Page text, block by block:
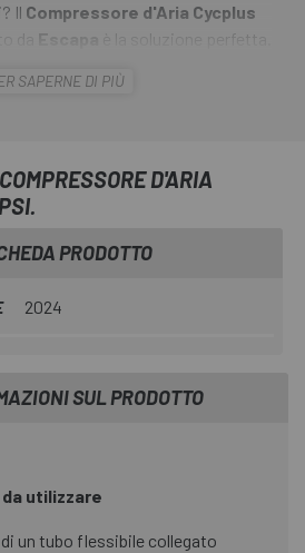
Il Compressore d'Aria Cycplus
Escapa è la soluzione perfetta.
il ciclista in tutte le sue
SAPERNE DI PIÙ
D'ARIA
PRODOTTO
2024
SUL PRODOTTO
utilizzare
di un tubo flessibile collegato